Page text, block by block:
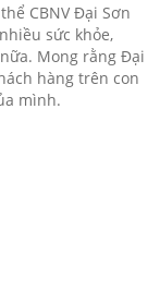
CBNV Đại Sơn
sức khỏe,
Mong rằng Đại
hàng trên con
mình.